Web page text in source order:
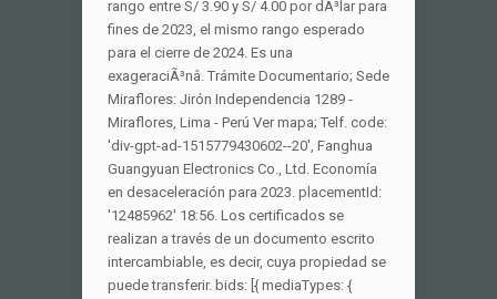
rango entre S/ 3.90 y S/ 4.00 por dÃ³lar para
fines de 2023, el mismo rango esperado
para el cierre de 2024. Es una
exageraciÃ³nâ. Trámite Documentario; Sede
Miraflores: Jirón Independencia 1289 -
Miraflores, Lima - Perú Ver mapa; Telf. code:
'div-gpt-ad-1515779430602--20', Fanghua
Guangyuan Electronics Co., Ltd. Economía
en desaceleración para 2023. placementId:
'12485962' 18:56. Los certificados se
realizan a través de un documento escrito
intercambiable, es decir, cuya propiedad se
puede transferir. bids: [{ mediaTypes: {